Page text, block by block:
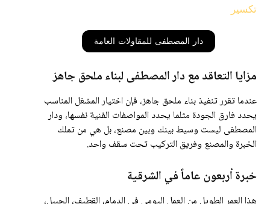
تكسير
دار المصطفى للمقاولات العامة
مزايا التعاقد مع دار المصطفى لبناء ملحق جاهز
عندما تقرر تنفيذ بناء ملحق جاهز، فإن اختيار المشغل المناسب
يحدد فارق الجودة مثلما يحدد المواصفات الفنية نفسها، ودار
المصطفى ليست وسيط بينك وبين مصنع، بل هي من تملك
الخبرة والمصنع وفريق التركيب تحت سقف واحد.
خبرة أربعون عاماً في الشرقية